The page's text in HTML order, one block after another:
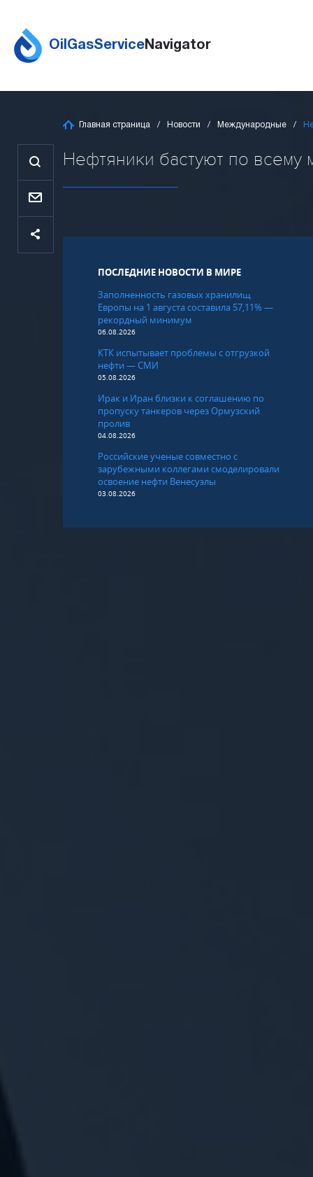
OilGasServiceNavigator
Главная страница Новости Международные
Нефтяники бастуют по всему
ПОСЛЕДНИЕ НОВОСТИ В МИРЕ
Заполненность газовых хранилищ
Европы на 1 августа составила 57,11% —
рекордный минимум
06.08.2026
КТК испытывает проблемы с отгрузкой
нефти — СМИ
05.08.2026
Ирак и Иран близки к соглашению по
пропуску танкеров через Ормузский
пролив
04.08.2026
Российские ученые совместно с
зарубежными коллегами смоделировали
освоение нефти Венесуэлы
03.08.2026